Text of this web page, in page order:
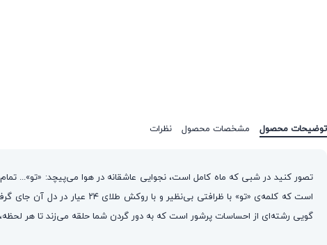
توضیحات محصول مشخصات محصول نظرات
تصور کنید در شبی که ماه کامل است، نجوایی عاشقانه در هوا می‌پیچد: «تو»...
است که کلمه‌ی «تو» با
گویی رشته‌ای از احساسات پرشور است که به دور گردن شما حلقه می‌زند تا هر